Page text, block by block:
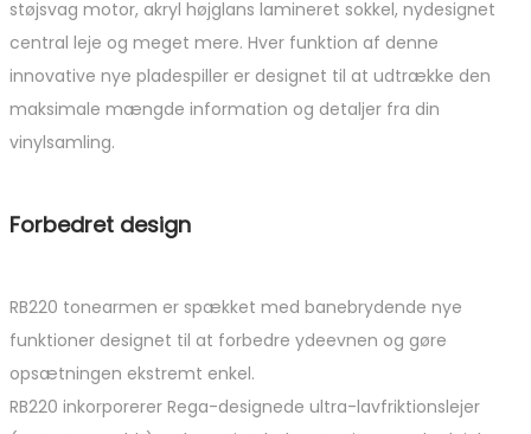
støjsvag motor, akryl højglans lamineret sokkel, nydesignet
central leje og meget mere. Hver funktion af denne
innovative nye pladespiller er designet til at udtrække den
maksimale mængde information og detaljer fra din
vinylsamling.
Forbedret design
RB220 tonearmen er spækket med banebrydende nye
funktioner designet til at forbedre ydeevnen og gøre
opsætningen ekstremt enkel.
RB220 inkorporerer Rega-designede ultra-lavfriktionslejer